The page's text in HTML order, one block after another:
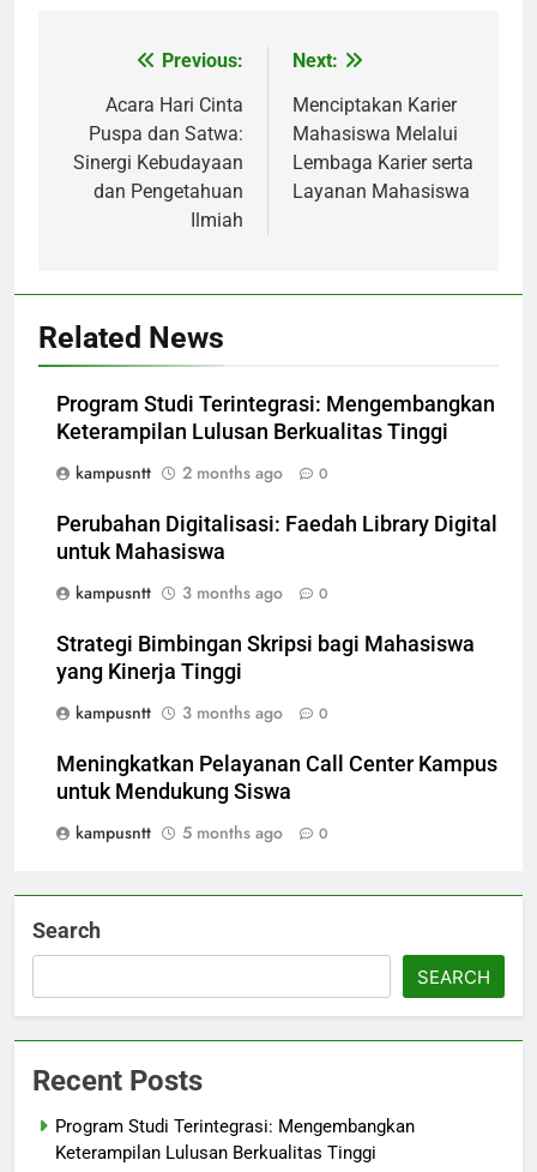
navigation
Previous:
Acara Hari Cinta
Puspa dan Satwa:
Sinergi Kebudayaan
dan Pengetahuan
Ilmiah
Next:
Menciptakan Karier
Mahasiswa Melalui
Lembaga Karier serta
Layanan Mahasiswa
Related News
Program Studi Terintegrasi: Mengembangkan
Keterampilan Lulusan Berkualitas Tinggi
kampusntt
2 months ago 0
Perubahan Digitalisasi: Faedah Library Digital
untuk Mahasiswa
kampusntt
3 months ago 0
Strategi Bimbingan Skripsi bagi Mahasiswa
yang Kinerja Tinggi
kampusntt
3 months ago 0
Meningkatkan Pelayanan Call Center Kampus
untuk Mendukung Siswa
kampusntt
5 months ago 0
Search
SEARCH
Recent Posts
Program Studi Terintegrasi: Mengembangkan
Keterampilan Lulusan Berkualitas Tinggi